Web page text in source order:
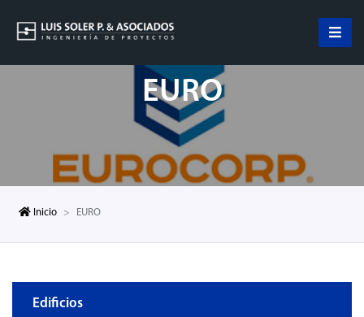
EURO
Inicio EURO
Edificios